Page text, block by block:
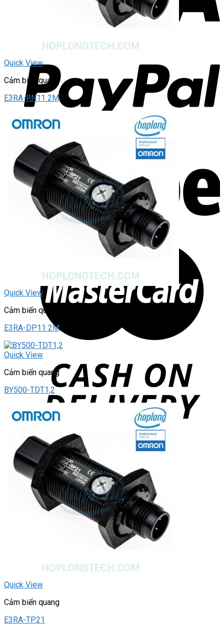
Quick View
Cảm biến quang
E3RA-RN11 2M
Quick View
Cảm biến quang
E3RA-DP11 2M
Quick View
Cảm biến quang
BY500-TDT1,2
Quick View
Cảm biến quang
E3RA-TP21